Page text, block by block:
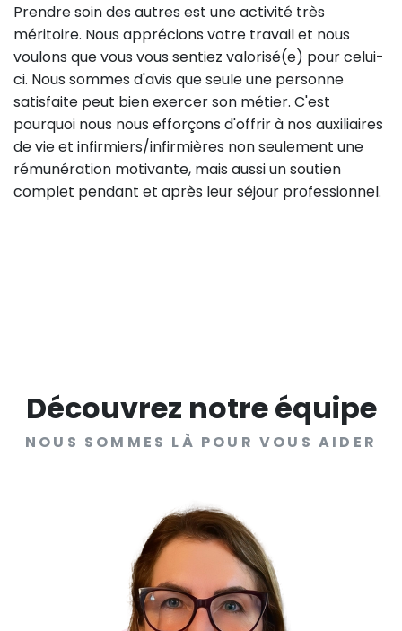
Prendre soin des autres est une activité très
méritoire. Nous apprécions votre travail et nous
voulons que vous vous sentiez valorisé(e) pour celui-
ci. Nous sommes d'avis que seule une personne
satisfaite peut bien exercer son métier. C'est
pourquoi nous nous efforçons d'offrir à nos auxiliaires
de vie et infirmiers/infirmières non seulement une
rémunération motivante, mais aussi un soutien
complet pendant et après leur séjour professionnel.
Découvrez notre équipe
NOUS SOMMES LÀ POUR VOUS AIDER